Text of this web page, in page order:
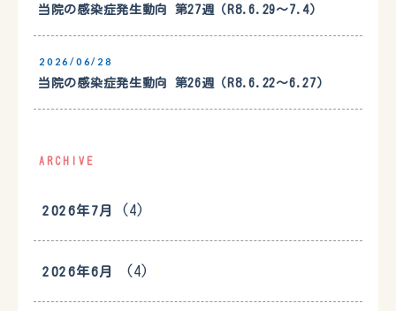
当院の感染症発生動向 第27週（R8.6.29〜7.4）
2026/06/28
当院の感染症発生動向 第26週（R8.6.22〜6.27）
ARCHIVE
2026年7月 (4)
2026年6月 (4)